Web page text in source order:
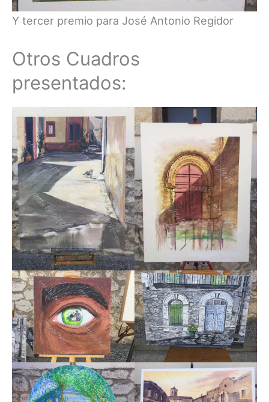
Y tercer premio para José Antonio Regidor
Otros Cuadros
presentados: